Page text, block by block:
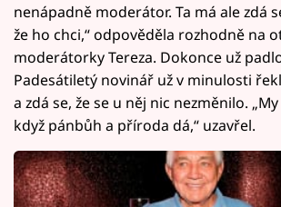
nenápadně moderátor. Ta má ale zdá
že ho chci,“ odpověděla rozhodně na
moderátorky Tereza. Dokonce už
Padesátiletý novinář už v minulosti
a zdá se, že se u něj nic nezměnilo.
když pánbůh a příroda dá,“ uzavřel.